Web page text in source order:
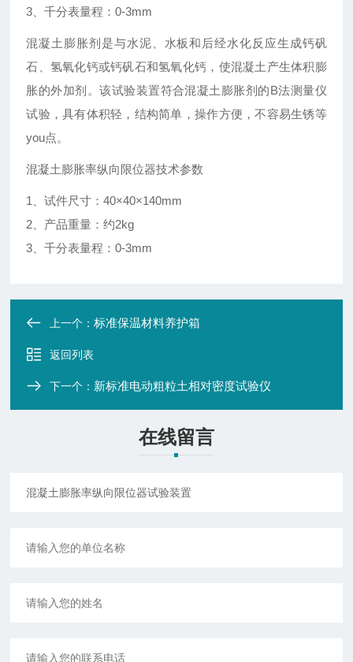
3、千分表量程：0-3mm
混凝土膨胀剂是与水泥、水板和后经水化反应生成钙矾
石、氢氧化钙或钙矾石和氢氧化钙，使混凝土产生体积膨
胀的外加剂。该试验装置符合混凝土膨胀剂的B法测量仪
试验，具有体积轻，结构简单，操作方便，不容易生锈等
you点。
混凝土膨胀率纵向限位器技术参数
1、试件尺寸：40×40×140mm
2、产品重量：约2kg
3、千分表量程：0-3mm
上一个：标准保温材料养护箱
返回列表
下一个： 新标准电动粗粒土相对密度试验仪
在线留言